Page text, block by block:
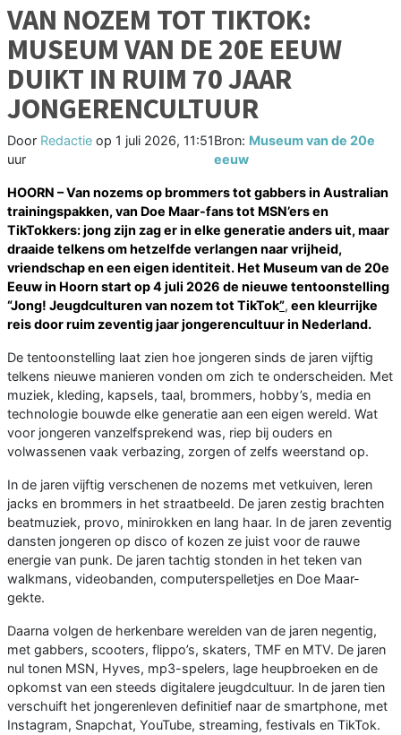
VAN NOZEM TOT TIKTOK:
MUSEUM VAN DE 20E EEUW
DUIKT IN RUIM 70 JAAR
JONGERENCULTUUR
Door Redactie op 1 juli 2026, 11:51
uur
Bron: Museum van de 20e
eeuw
HOORN – Van nozems op brommers tot gabbers in Australian
trainingspakken, van Doe Maar-fans tot MSN’ers en
TikTokkers: jong zijn zag er in elke generatie anders uit, maar
draaide telkens om hetzelfde verlangen naar vrijheid,
vriendschap en een eigen identiteit. Het Museum van de 20e
Eeuw in Hoorn start op 4 juli 2026 de nieuwe tentoonstelling
“Jong! Jeugdculturen van nozem tot TikTok”, een kleurrijke
reis door ruim zeventig jaar jongerencultuur in Nederland.
De tentoonstelling laat zien hoe jongeren sinds de jaren vijftig
telkens nieuwe manieren vonden om zich te onderscheiden. Met
muziek, kleding, kapsels, taal, brommers, hobby’s, media en
technologie bouwde elke generatie aan een eigen wereld. Wat
voor jongeren vanzelfsprekend was, riep bij ouders en
volwassenen vaak verbazing, zorgen of zelfs weerstand op.
In de jaren vijftig verschenen de nozems met vetkuiven, leren
jacks en brommers in het straatbeeld. De jaren zestig brachten
beatmuziek, provo, minirokken en lang haar. In de jaren zeventig
dansten jongeren op disco of kozen ze juist voor de rauwe
energie van punk. De jaren tachtig stonden in het teken van
walkmans, videobanden, computerspelletjes en Doe Maar-
gekte.
Daarna volgen de herkenbare werelden van de jaren negentig,
met gabbers, scooters, flippo’s, skaters, TMF en MTV. De jaren
nul tonen MSN, Hyves, mp3-spelers, lage heupbroeken en de
opkomst van een steeds digitalere jeugdcultuur. In de jaren tien
verschuift het jongerenleven definitief naar de smartphone, met
Instagram, Snapchat, YouTube, streaming, festivals en TikTok.